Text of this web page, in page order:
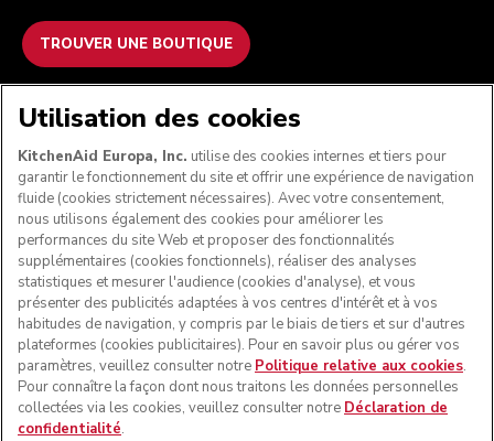
TROUVER UNE BOUTIQUE
NOUS ACCEPTONS
SUIVEZ-NOUS
Utilisation des cookies
KitchenAid Europa, Inc. utilise des cookies internes et tiers pour
garantir le fonctionnement du site et offrir une expérience de navigation
fluide (cookies strictement nécessaires). Avec votre consentement,
nous utilisons également des cookies pour améliorer les
performances du site Web et proposer des fonctionnalités
supplémentaires (cookies fonctionnels), réaliser des analyses
statistiques et mesurer l'audience (cookies d'analyse), et vous
présenter des publicités adaptées à vos centres d'intérêt et à vos
habitudes de navigation, y compris par le biais de tiers et sur d'autres
plateformes (cookies publicitaires). Pour en savoir plus ou gérer vos
paramètres, veuillez consulter notre Politique relative aux cookies.
Pour connaître la façon dont nous traitons les données personnelles
collectées via les cookies, veuillez consulter notre Déclaration de
confidentialité.